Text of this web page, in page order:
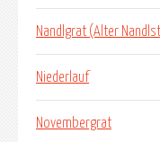
Nandlgrat (Alter
Niederlauf
Novembergrat